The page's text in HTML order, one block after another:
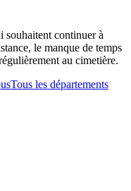
souhaitent continuer à
le manque de temps
au cimetière.
Tous les départements